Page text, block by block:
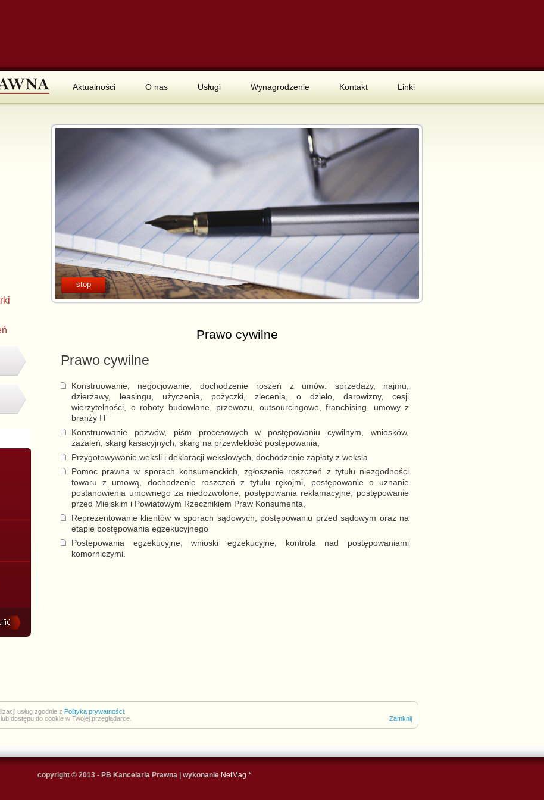
Aktualności O nas Usługi Wynagrodzenie Kontakt Linki
stop
stop
Prawo cywilne
Prawo cywilne
Konstruowanie, negocjowanie, dochodzenie roszeń z umów: sprzedaży, najmu,
dzierżawy, leasingu, użyczenia, pożyczki, zlecenia, o dzieło, darowizny, cesji
wierzytelności, o roboty budowlane, przewozu, outsourcingowe, franchising, umowy z
branży IT
Konstruowanie pozwów, pism procesowych w postępowaniu cywilnym, wniosków,
zażaleń, skarg kasacyjnych, skarg na przewlekłość postępowania,
Przygotowywanie weksli i deklaracji wekslowych, dochodzenie zapłaty z weksla
Pomoc prawna w sporach konsumenckich, zgłoszenie roszczeń z tytułu niezgodności
towaru z umową, dochodzenie roszczeń z tytułu rękojmi, postępowanie o uznanie
postanowienia umownego za niedozwolone, postępowania reklamacyjne, postępowanie
przed Miejskim i Powiatowym Rzecznikiem Praw Konsumenta,
Reprezentowanie klientów w sporach sądowych, postępowaniu przed sądowym oraz na
etapie postępowania egzekucyjnego
Postępowania egzekucyjne, wnioski egzekucyjne, kontrola nad postępowaniami
komorniczymi.
usług zgodnie z Polityką prywatności
dostępu do cookie w Twojej przeglądarce.
Zamknij
copyright © 2013 - PB Kancelaria Prawna | wykonanie NetMag *